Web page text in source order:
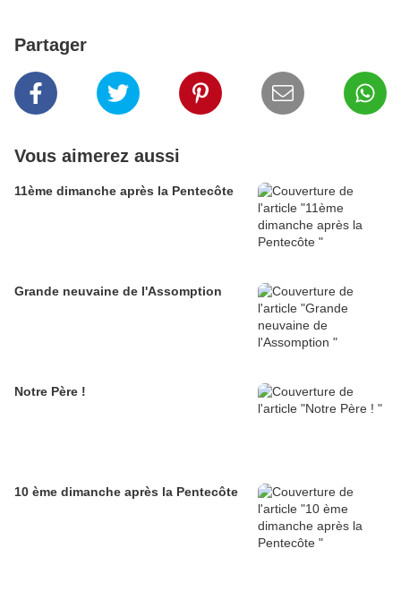
Partager
Vous aimerez aussi
11ème dimanche après la Pentecôte
Grande neuvaine de l'Assomption
Notre Père !
10 ème dimanche après la Pentecôte